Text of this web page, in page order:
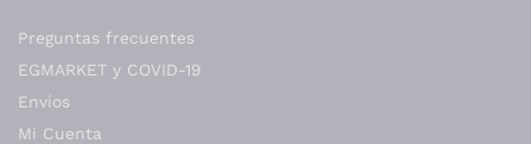
Preguntas frecuentes
EGMARKET y COVID-19
Envíos
Mi Cuenta